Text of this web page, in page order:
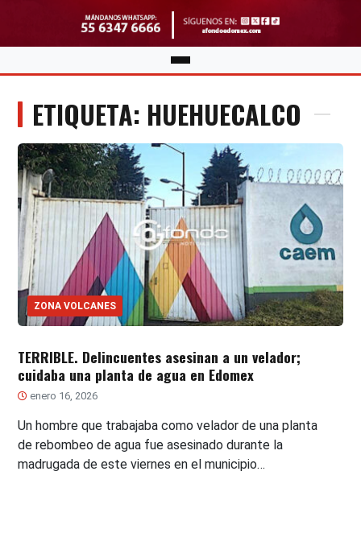
ETIQUETA: HUEHUECALCO
ZONA VOLCANES
TERRIBLE. Delincuentes asesinan a un velador;
cuidaba una planta de agua en Edomex
enero 16, 2026
Un hombre que trabajaba como velador de una planta
de rebombeo de agua fue asesinado durante la
madrugada de este viernes en el municipio…